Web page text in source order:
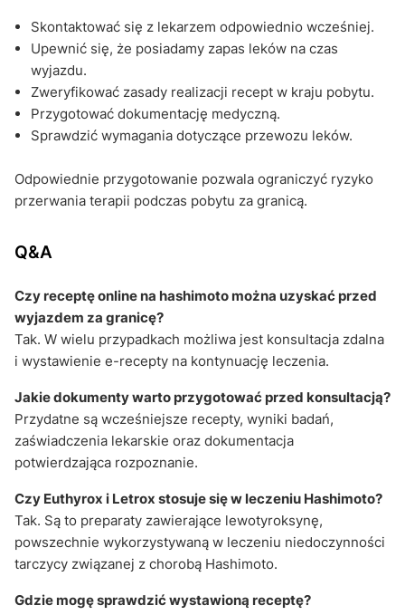
Skontaktować się z lekarzem odpowiednio wcześniej.
Upewnić się, że posiadamy zapas leków na czas
wyjazdu.
Zweryfikować zasady realizacji recept w kraju pobytu.
Przygotować dokumentację medyczną.
Sprawdzić wymagania dotyczące przewozu leków.
Odpowiednie przygotowanie pozwala ograniczyć ryzyko
przerwania terapii podczas pobytu za granicą.
Q&A
Czy receptę online na hashimoto można uzyskać przed
wyjazdem za granicę?
Tak. W wielu przypadkach możliwa jest konsultacja zdalna
i wystawienie e-recepty na kontynuację leczenia.
Jakie dokumenty warto przygotować przed konsultacją?
Przydatne są wcześniejsze recepty, wyniki badań,
zaświadczenia lekarskie oraz dokumentacja
potwierdzająca rozpoznanie.
Czy Euthyrox i Letrox stosuje się w leczeniu Hashimoto?
Tak. Są to preparaty zawierające lewotyroksynę,
powszechnie wykorzystywaną w leczeniu niedoczynności
tarczycy związanej z chorobą Hashimoto.
Gdzie mogę sprawdzić wystawioną receptę?